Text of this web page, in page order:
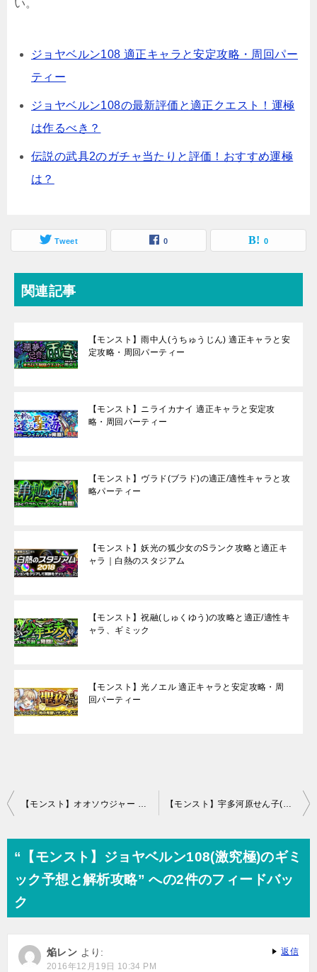
い。
ジョヤベルン108 適正キャラと安定攻略・周回パー
ティー
ジョヤベルン108の最新評価と適正クエスト！運極
は作るべき？
伝説の武具2のガチャ当たりと評価！おすすめ運極
は？
Tweet 0 0
関連記事
【モンスト】雨中人(うちゅうじん) 適正キャラと安
定攻略・周回パーティー
【モンスト】ニライカナイ 適正キャラと安定攻
略・周回パーティー
【モンスト】ヴラド(ブラド)の適正/適性キャラと攻
略パーティー
【モンスト】妖光の狐少女のSランク攻略と適正キ
ャラ｜白熱のスタジアム
【モンスト】祝融(しゅくゆう)の攻略と適正/適性キ
ャラ、ギミック
【モンスト】光ノエル 適正キャラと安定攻略・周
回パーティー
投
ー
ョ
【モンスト】オオソウジャー 適正キャラと安定攻略・周回パーティー(清掃大作戦) 【モンスト】宇多河原せん子(究極)のギミックと解析攻略(うたがわらせんこ)
“【モンスト】ジョヤベルン108(激究極)のギミ
ック予想と解析攻略” への2件のフィードバッ
ク
焔レン より:
2016年12月19日 10:34 PM
返信